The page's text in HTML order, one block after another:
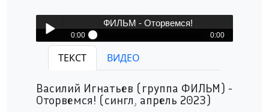
ФИЛЬМ - Оторвемся!
0:00 0:00
ФИЛЬМ - Оторвемся!
ТЕКСТ ВИДЕО
Василий Игнатьев (группа ФИЛЬМ) -
Оторвемся! (сингл, апрель 2023)